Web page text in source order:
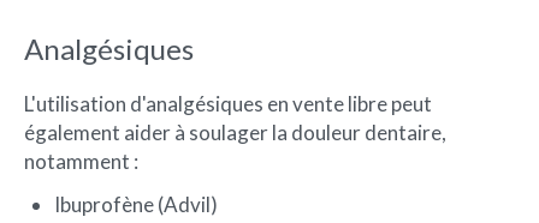
Analgésiques
L'utilisation d'analgésiques en vente libre peut
également aider à soulager la douleur dentaire,
notamment :
Ibuprofène (Advil)